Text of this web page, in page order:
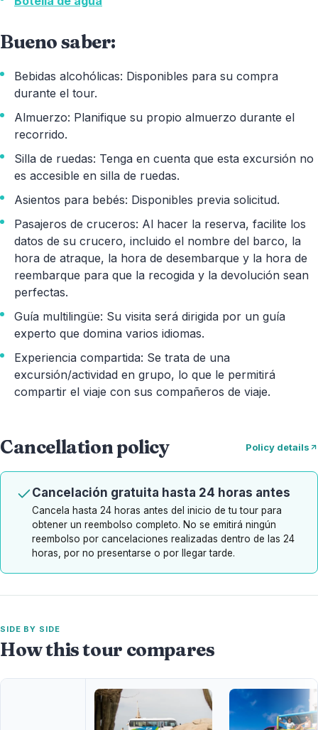
Bueno saber:
Bebidas alcohólicas: Disponibles para su compra
durante el tour.
Almuerzo: Planifique su propio almuerzo durante el
recorrido.
Silla de ruedas: Tenga en cuenta que esta excursión no
es accesible en silla de ruedas.
Asientos para bebés: Disponibles previa solicitud.
Pasajeros de cruceros: Al hacer la reserva, facilite los
datos de su crucero, incluido el nombre del barco, la
hora de atraque, la hora de desembarque y la hora de
reembarque para que la recogida y la devolución sean
perfectas.
Guía multilingüe: Su visita será dirigida por un guía
experto que domina varios idiomas.
Experiencia compartida: Se trata de una
excursión/actividad en grupo, lo que le permitirá
compartir el viaje con sus compañeros de viaje.
Cancellation policy Policy details
Cancelación gratuita hasta 24 horas antes
Cancela hasta 24 horas antes del inicio de tu tour para
obtener un reembolso completo. No se emitirá ningún
reembolso por cancelaciones realizadas dentro de las 24
horas, por no presentarse o por llegar tarde.
SIDE BY SIDE
How this tour compares